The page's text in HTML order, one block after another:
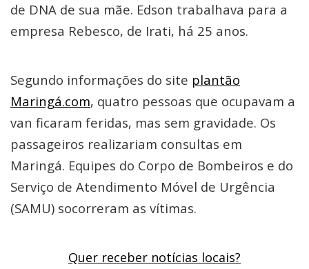
de DNA de sua mãe. Edson trabalhava para a
empresa Rebesco, de Irati, há 25 anos.
Segundo informações do site plantão
Maringá.com, quatro pessoas que ocupavam a
van ficaram feridas, mas sem gravidade. Os
passageiros realizariam consultas em
Maringá. Equipes do Corpo de Bombeiros e do
Serviço de Atendimento Móvel de Urgência
(SAMU) socorreram as vítimas.
Quer receber notícias locais?